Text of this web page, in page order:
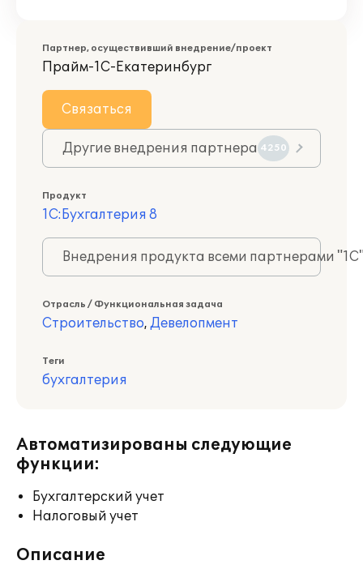
Партнер, осуществивший внедрение/проект
Прайм-1С-Екатеринбург
Связаться
Другие внедрения партнера 4250
Продукт
1С:Бухгалтерия 8
Внедрения продукта всеми партнерами
Отрасль / Функциональная задача
Строительство, Девелопмент
Теги
бухгалтерия
Автоматизированы следующие
функции:
Бухгалтерский учет
Налоговый учет
Описание